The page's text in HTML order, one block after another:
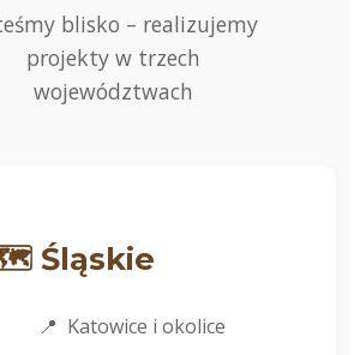
blisko – realizujemy
projekty w trzech
województwach
Śląskie
Katowice i okolice